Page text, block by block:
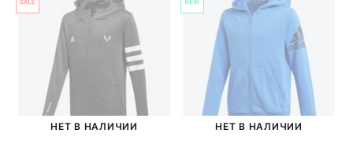
НЕТ В НАЛИЧИИ НЕТ В НАЛИЧИИ